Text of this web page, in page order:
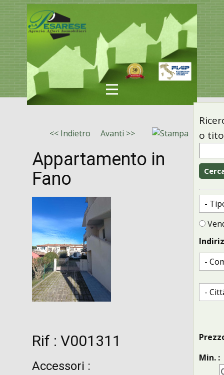
<< Indietro Avanti >>
Appartamento in
Fano
Rif : V001311
Accessori :
o
Min. :